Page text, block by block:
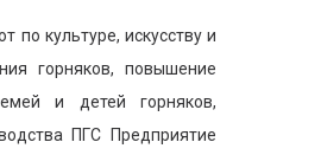
культуре, искусству и
горняков, повышение
и детей горняков,
ПГС Предприятие